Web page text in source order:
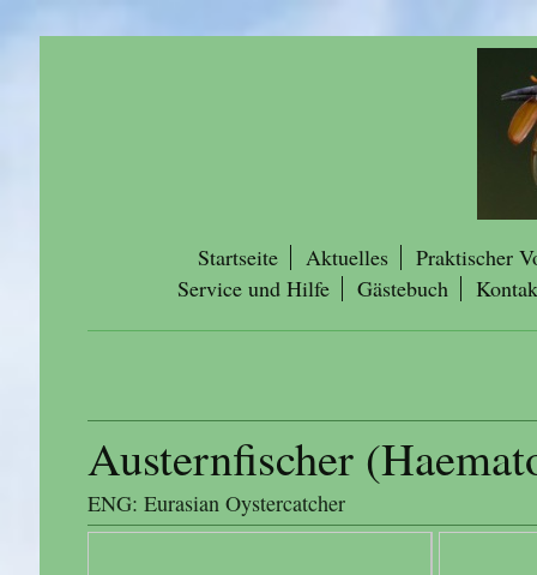
Startseite Aktuelles
Praktischer
Service und Hilfe
Gästebuch
Austernfischer
ENG: Eurasian Oystercatcher